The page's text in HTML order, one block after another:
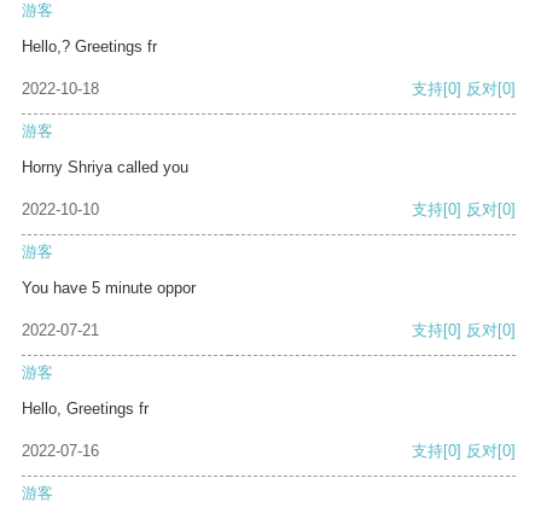
游客
Hello,? Greetings fr
2022-10-18 支持[0] 反对[0]
游客
Horny Shriya called you
2022-10-10 支持[0] 反对[0]
游客
You have 5 minute oppor
2022-07-21 支持[0] 反对[0]
游客
Hello, Greetings fr
2022-07-16 支持[0] 反对[0]
游客